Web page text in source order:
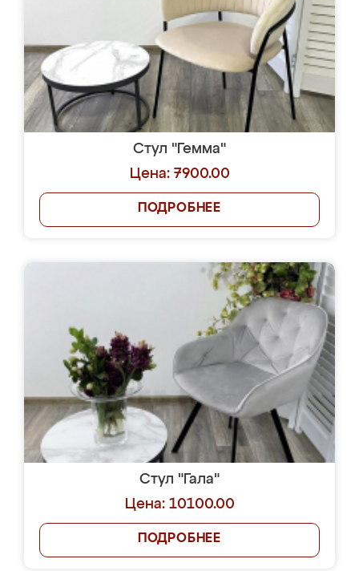
Стул "Гемма"
Цена: 7900.00
ПОДРОБНЕЕ
Стул "Гала"
Цена: 10100.00
ПОДРОБНЕЕ